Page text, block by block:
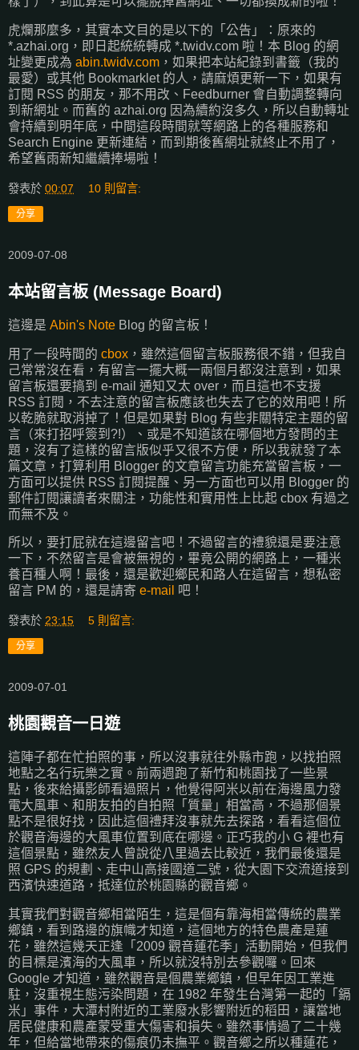
虎爛那麼多，其實本文目的是以下的「公告」：原來的
*.azhai.org，即日起統統轉成 *.twidv.com 啦！本 Blog 的網
址變更成為 abin.twidv.com ，如果把本站紀錄到書籤（我的
最愛）或其他 Bookmarklet 的人，請麻煩更新一下，如果有
訂閱 RSS 的朋友，那不用改、Feedburner 會自動調整轉向
到新網址。而舊的 azhai.org 因為續約沒多久，所以自動轉址
會持續到明年底，中間這段時間就等網路上的各種服務和
Search Engine 更新連結，而到期後舊網址就終止不用了，
希望舊雨新知繼續捧場啦！
發表於 00:07 10 則留言:
分享
2009-07-08
本站留言板 (Message Board)
這邊是 Abin's Note Blog 的留言板！
用了一段時間的 cbox ，雖然這個留言板服務很不錯，但我自
己常常沒在看，有留言一擺大概一兩個月都沒注意到，如果
留言板還要搞到 e-mail 通知又太 over，而且這也不支援
RSS 訂閱，不去注意的留言板應該也失去了它的效用吧！所
以乾脆就取消掉了！但是如果對 Blog 有些非關特定主題的留
言（來打招呼簽到?!）、或是不知道該在哪個地方發問的主
題，沒有了這樣的留言版似乎又很不方便，所以我就發了本
篇文章，打算利用 Blogger 的文章留言功能充當留言板，一
方面可以提供 RSS 訂閱提醒、另一方面也可以用 Blogger 的
郵件訂閱讓讀者來關注，功能性和實用性上比起 cbox 有過之
而無不及。
所以，要打屁就在這邊留言吧！不過留言的禮貌還是要注意
一下，不然留言是會被無視的，畢竟公開的網路上，一種米
養百種人啊！最後，還是歡迎鄉民和路人在這留言，想私密
留言 PM 的，還是請寄 e-mail 吧！
發表於 23:15 5 則留言:
分享
2009-07-01
桃園觀音一日遊
這陣子都在忙拍照的事，所以沒事就往外縣市跑，以找拍照
地點之名行玩樂之實。前兩週跑了新竹和桃園找了一些景
點，後來給攝影師看過照片，他覺得阿米以前在海邊風力發
電大風車、和朋友拍的自拍照「質量」相當高，不過那個景
點不是很好找，因此這個禮拜沒事就先去探路，看看這個位
於觀音海邊的大風車位置到底在哪邊。正巧我的小 G 裡也有
這個景點，雖然友人曾說從八里過去比較近，我們最後還是
照 GPS 的規劃、走中山高接國道二號，從大園下交流道接到
西濱快速道路，抵達位於桃園縣的觀音鄉。
其實我們對觀音鄉相當陌生，這是個有靠海相當傳統的農業
鄉鎮，看到路邊的旗幟才知道，這個地方的特色農產是蓮
花，雖然這幾天正逢「2009 觀音蓮花季」活動開始，但我們
的目標是濱海的大風車，所以就沒特別去參觀囉。回來
Google 才知道，雖然觀音是個農業鄉鎮，但早年因工業進
駐，沒重視生態污染問題，在 1982 年發生台灣第一起的「鎘
米」事件，大潭村附近的工業廢水影響附近的稻田，讓當地
居民健康和農產蒙受重大傷害和損失。雖然事情過了二十幾
年，但給當地帶來的傷痕仍未撫平。觀音鄉之所以種蓮花，